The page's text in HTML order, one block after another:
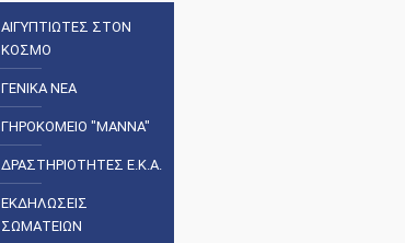
ΑΙΓΥΠΤΙΩΤΕΣ ΣΤΟΝ
ΚΟΣΜΟ
ΓΕΝΙΚΑ ΝΕΑ
ΓΗΡΟΚΟΜΕΙΟ "ΜΑΝΝΑ"
ΔΡΑΣΤΗΡΙΟΤΗΤΕΣ Ε.Κ.Α.
ΕΚΔΗΛΩΣΕΙΣ
ΣΩΜΑΤΕΙΩΝ